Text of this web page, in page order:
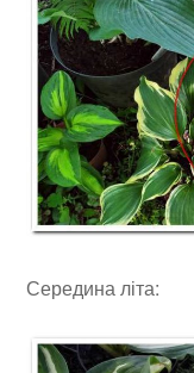
Середина літа: